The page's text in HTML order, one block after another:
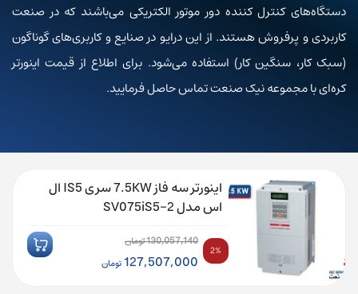
دستگاه‌های کنترل کننده دور موتور الکتریکی می‌باشند که در صنعت
کاربردی و پرفروش هستند. از این درایو در صنایع و کاربری‌های گوناگون
(سبک کار، سنگین کار) استفاده می‌شود. برای اطلاع از قیمت اینورتر
کره‌ای با مجموعه نیک صنعت تماس حاصل فرمایید.
اینورتر سه ‌فاز 7.5KW سری IS5 ال
اس مدل SV075iS5-2
130,057,140تومان
قیمت
127,507,000تومان
2%